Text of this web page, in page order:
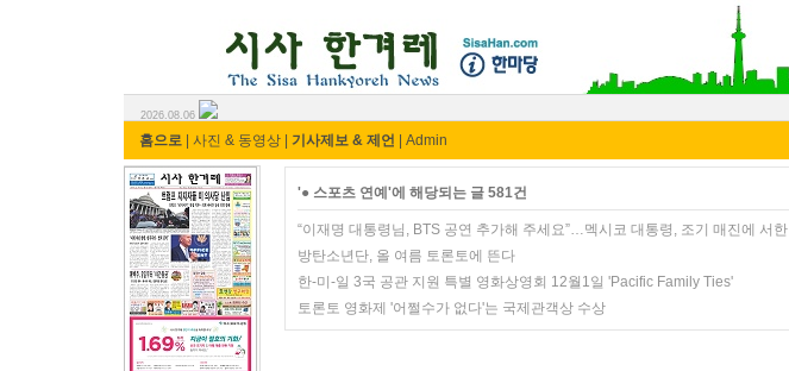
2026.08.06
홈으로 사진 & 동영상 기사제보 & 제언 Admin
'● 스포츠 연예'에 해당되는 글 581건
“이재명 대통령님, BTS 공연 추가해 주세요”…멕시코 대통령, 조기 매진에 서한
방탄소년단, 올 여름 토론토에 뜬다
한-미-일 3국 공관 지원 특별 영화상영회 12월1일 'Pacific Family Ties'
토론토 영화제 '어쩔수가 없다'는 국제관객상 수상